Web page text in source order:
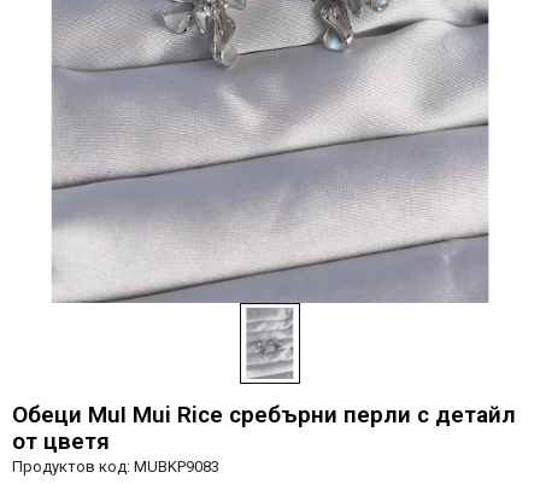
Обеци MuI Mui Rice сребърни перли с детайл
от цветя
Продуктов код: MUBKP9083